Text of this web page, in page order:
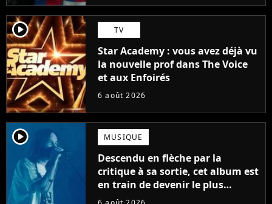
player2 TV
Star Academy : vous avez déjà vu
la nouvelle prof dans The Voice
et aux Enfoirés
6 août 2026
player2 MUSIQUE
Descendu en flèche par la
critique à sa sortie, cet album est
en train de devenir le plus
populaire de son auteur